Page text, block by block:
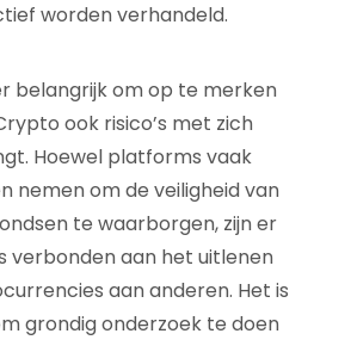
worden verhandeld.
belangrijk om op te merken
ook risico’s met zich
Hoewel platforms vaak
nemen om de veiligheid van
te waarborgen, zijn er
verbonden aan het uitlenen
aan anderen. Het is
grondig onderzoek te doen